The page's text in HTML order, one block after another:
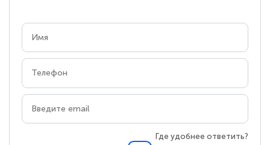
Где удобнее ответить?